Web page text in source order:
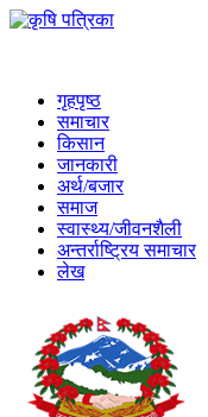
गृहपृष्ठ
समाचार
किसान
जानकारी
अर्थ/बजार
समाज
स्वास्थ्य/जीवनशैली
अन्तर्राष्ट्रिय समाचार
लेख